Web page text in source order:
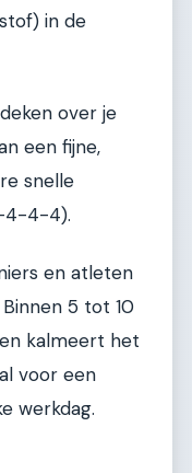
in de
over je
een fijne,
snelle
4-4-4).
en atleten
5 tot 10
kalmeert het
voor een
werkdag.